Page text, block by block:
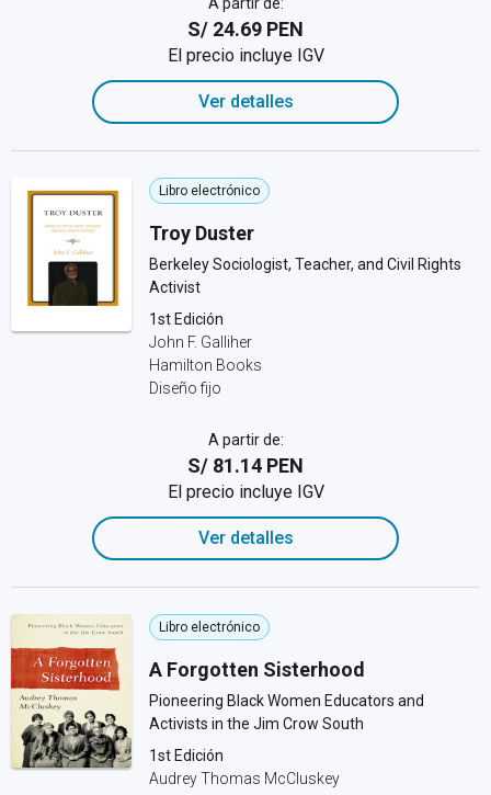
S/ 24.69 PEN
El precio incluye IGV
Ver detalles
Libro electrónico
Troy Duster
Berkeley Sociologist, Teacher, and Civil Rights
Activist
1st Edición
John F. Galliher
Hamilton Books
Diseño fijo
A partir de:
S/ 81.14 PEN
El precio incluye IGV
Ver detalles
Libro electrónico
A Forgotten Sisterhood
Pioneering Black Women Educators and
Activists in the Jim Crow South
1st Edición
Audrey Thomas McCluskey